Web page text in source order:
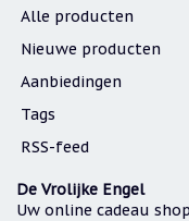
Alle producten
Nieuwe producten
Aanbiedingen
Tags
RSS-feed
De Vrolijke Engel
Uw online cadeau